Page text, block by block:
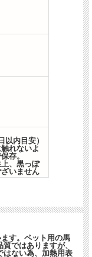
こちゃんへ
。鮮度が保た
された商品と
り排除してい
す。
和脂肪酸（植
げたり血液循
ります。
以内目安）
れないよ
存。
、黒っぽ
いません
す。ペット用の馬
ではありますが、
はない為、加熱用表